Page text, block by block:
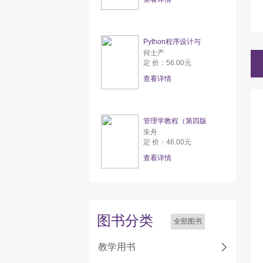
Python程序设计与
何士产
定 价：56.00元
查看详情
管理学教程（第四版
朱舟
定 价：46.00元
查看详情
图书分类 全部图书
教学用书